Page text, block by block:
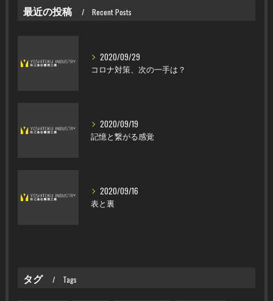
最近の投稿 Recent Posts
2020/09/29
コロナ対策、次の一手は？
2020/09/19
記憶と繋がる感覚
2020/09/16
表と裏
タグ Tags